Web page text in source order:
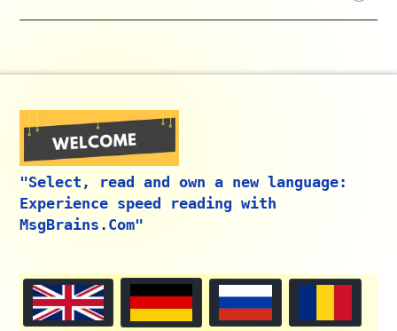
"Select, read and own a new language:
Experience speed reading with
MsgBrains.Com"